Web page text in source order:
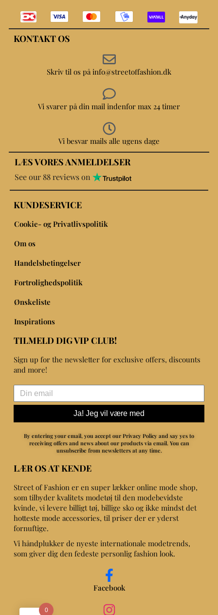
KONTAKT OS
Skriv til os på info@streetoffashion.dk
Vi svarer på din mail indenfor max 24 timer
Vi besvar mails alle ugens dage
LÆS VORES ANMELDELSER
See our 88 reviews on
KUNDESERVICE
Cookie- og Privatlivspolitik
Om os
Handelsbetingelser
Fortrolighedspolitik
Ønskeliste
Inspirations
TILMELD DIG VIP CLUB!
Sign up for the newsletter for exclusive offers, discounts
and more!
Ja! Jeg vil være med
By entering your email, you accept our Privacy Policy and say yes to
receiving offers and news about our products via email. You can
unsubscribe from newsletters at any time.
LÆR OS AT KENDE
Street of Fashion er en super lækker online mode shop,
som tilbyder kvalitets modetøj til den modebevidste
kvinde, vi levere billigt tøj, billige sko og ikke mindst det
hotteste mode accessories, til priser der er yderst
fornuftige.
Vi håndplukker de nyeste internationale modetrends,
som giver dig den fedeste personlig fashion look.
Facebook
0